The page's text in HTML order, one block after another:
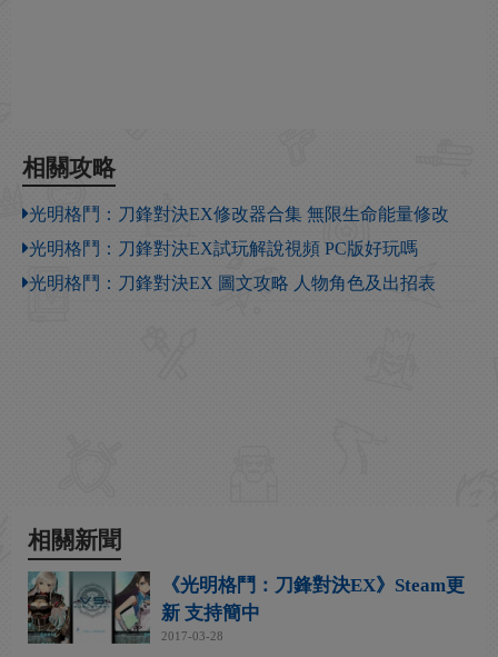
相關攻略
光明格鬥：刀鋒對決EX修改器合集 無限生命能量修改
光明格鬥：刀鋒對決EX試玩解說視頻 PC版好玩嗎
光明格鬥：刀鋒對決EX 圖文攻略 人物角色及出招表
相關新聞
《光明格鬥：刀鋒對決EX》Steam更
新 支持簡中
2017-03-28